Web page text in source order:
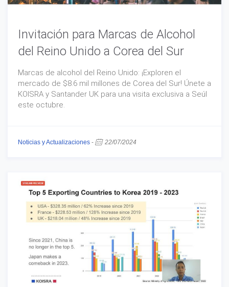
Invitación para Marcas de Alcohol
del Reino Unido a Corea del Sur
Marcas de alcohol del Reino Unido: ¡Exploren el
mercado de $8.6 mil millones de Corea del Sur! Únete a
KOISRA y Santander UK para una visita exclusiva a Seúl
este octubre.
Noticias y Actualizaciones - 22/07/2024